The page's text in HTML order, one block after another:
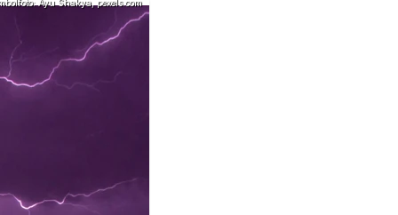
Ayu Shakya, pexels.com